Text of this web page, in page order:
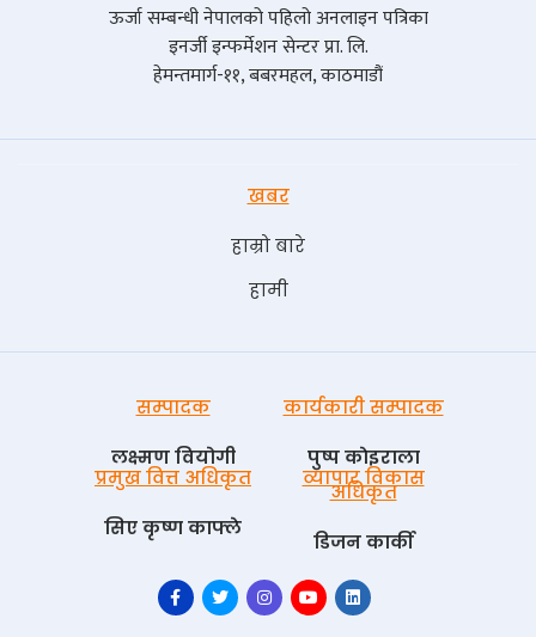
ऊर्जा सम्बन्धी नेपालको पहिलो अनलाइन पत्रिका
इनर्जी इन्फर्मेशन सेन्टर प्रा. लि.
हेमन्तमार्ग-११, बबरमहल, काठमाडौं
खबर
हाम्रो बारे
हामी
सम्पादक
लक्ष्मण वियोगी
कार्यकारी सम्पादक
पुष्प काेइराला
प्रमुख वित्त अधिकृत
सिए कृष्ण काफ्ले
व्यापार विकास
अधिकृत
डिजन कार्की